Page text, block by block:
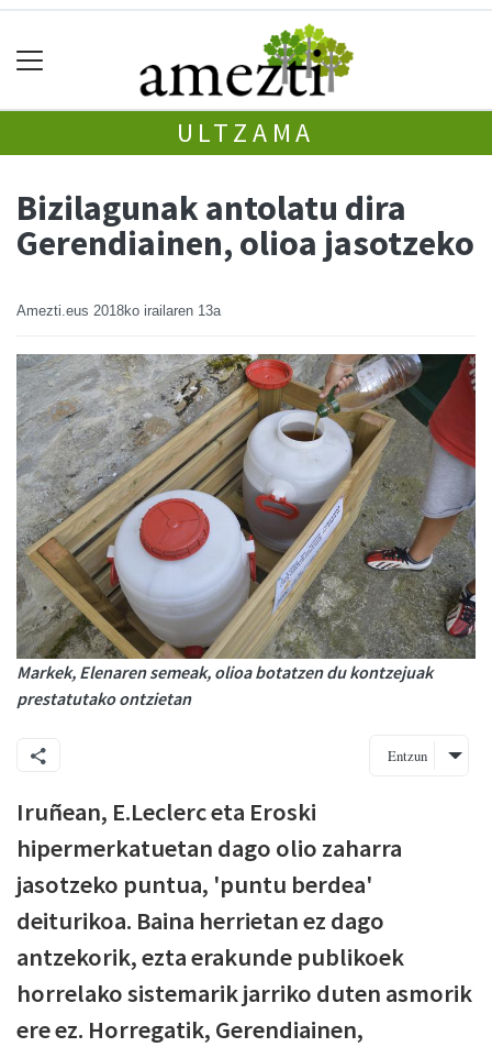
ULTZAMA
Bizilagunak antolatu dira
Gerendiainen, olioa jasotzeko
Amezti.eus 2018ko irailaren 13a
Markek, Elenaren semeak, olioa botatzen du kontzejuak
prestatutako ontzietan
Entzun
Iruñean, E.Leclerc eta Eroski
hipermerkatuetan dago olio zaharra
jasotzeko puntua, 'puntu berdea'
deiturikoa. Baina herrietan ez dago
antzekorik, ezta erakunde publikoek
horrelako sistemarik jarriko duten asmorik
ere ez. Horregatik, Gerendiainen,